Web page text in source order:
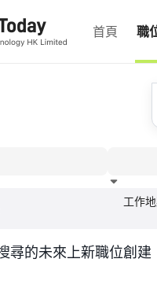
首頁 職
工作
尋的未來上新職位創建